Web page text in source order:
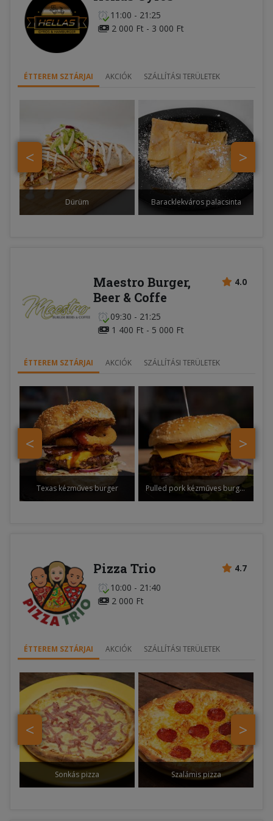
11:00 - 21:25
2 000 Ft - 3 000 Ft
ÉTTEREM SZTÁRJAI AKCIÓK SZÁLLÍTÁSI TERÜLETEK
>
<
Dürüm Baracklekváros palacsinta
4.0
Maestro Burger,
Beer & Coffe
09:30 - 21:25
1 400 Ft - 5 000 Ft
ÉTTEREM SZTÁRJAI AKCIÓK SZÁLLÍTÁSI TERÜLETEK
>
<
Texas kézműves burger Pulled pork kézműves burger
4.7
Pizza Trio
10:00 - 21:40
2 000 Ft
ÉTTEREM SZTÁRJAI AKCIÓK SZÁLLÍTÁSI TERÜLETEK
>
<
Sonkás pizza Szalámis pizza